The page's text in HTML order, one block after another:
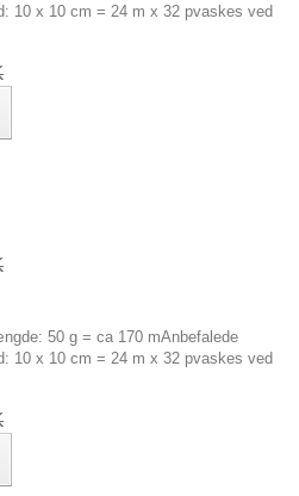
10 x 10 cm = 24 m x 32 pvaskes ved
50 g = ca 170 mAnbefalede
10 x 10 cm = 24 m x 32 pvaskes ved